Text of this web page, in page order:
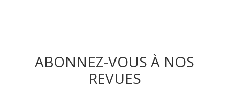
ABONNEZ-VOUS À NOS
REVUES